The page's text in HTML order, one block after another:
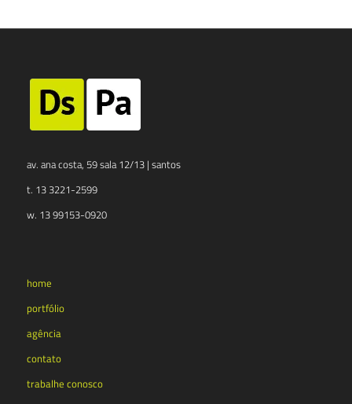
av. ana costa, 59 sala 12/13 | santos
t. 13 3221-2599
w. 13 99153-0920
home
portfólio
agência
contato
trabalhe conosco